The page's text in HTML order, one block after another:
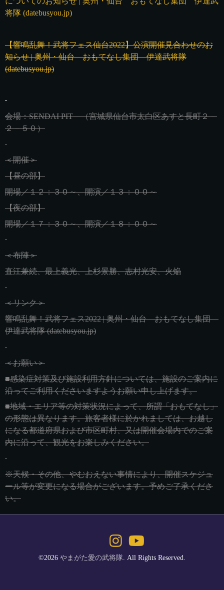
将隊 (datebusyou.jp)
【響鳴乱舞！武将フェス仙台2022】公演開催見合わせのお
知らせ | 奥州・仙台 おもてなし集団 伊達武将隊
(datebusyou.jp)
会場：SENDAI PIT （宮城県仙台市太白区あすと長町２－
２－５０）
＜開催＞
【昼の部】
開場／１２：３０～、開演／１３：００～
【夜の部】
開場／１７：３０～、開演／１８：００～
＜布陣＞
直江兼続、最上義光、上杉景勝、志村光安、火焔
＜リンク＞
響鳴乱舞！武将フェス2022 | 奥州・仙台 おもてなし集団
伊達武将隊 (datebusyou.jp)
＜お願い＞
■感染症対策及び施設利用方針については、施設のご案内に
沿ってご利用くださいますようお願い申し上げます。
■地域・エリア等の対策状況によって、所謂「おもてなし」
の形態は異なります。旅客者様に於かれましては、お越し
になる都道府県および市区町村、又は開催会場内でのご案
内に沿って、観光をお楽しみください。
※天候・その他、やむおえない事情により、開催スケジュ
ール等が変更になる場合がございます。予めご了承くださ
い。
©2026 やまがた愛の武将隊 . All Rights Reserved.